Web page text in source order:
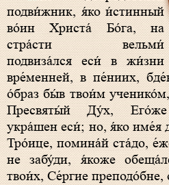
подви́жник, я́ко и́стинный
во́ин Христа́ Бо́га, на
стра́сти вельми́
подвиза́лся еси́ в жи́зни
вре́менней, в пе́ниих,
о́браз бы́в твои́м
Пресвяты́й Ду́х,
укра́шен еси́; но, я́ко име́я
Тро́ице, помина́й ста́до,
не забу́ди, я́коже
твои́х, Се́ргие преподо́бне,